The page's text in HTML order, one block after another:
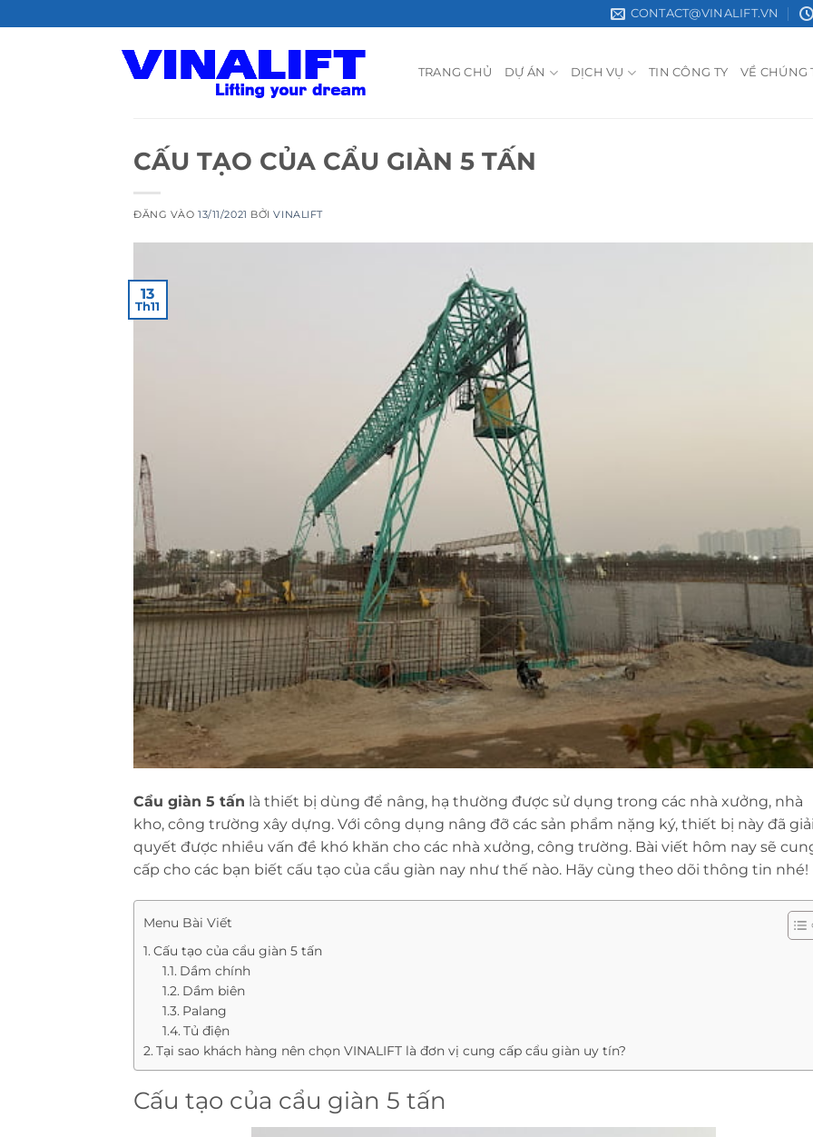
qua
CONTACT@VINALIFT.VN
TRANG CHỦ DỰ ÁN DỊCH VỤ TIN CÔNG TY VỀ CHÚNG
CẤU TẠO CỦA CẨU GIÀN 5 TẤN
ĐĂNG VÀO13/11/2021 BỞIVINALIFT
13
Th11
Cẩu giàn 5 tấn là thiết bị dùng để nâng, hạ thường được sử dụng trong các nhà xưởng, nhà
kho, công trường xây dựng. Với công dụng nâng đỡ các sản phẩm nặng ký, thiết bị này đã giải
quyết được nhiều vấn đề khó khăn cho các nhà xưởng, công trường. Bài viết hôm nay sẽ
cấp cho các bạn biết cấu tạo của cẩu giàn nay như thế nào. Hãy cùng theo dõi thông tin nhé!
Menu Bài Viết
Cấu tạo của cẩu giàn 5 tấn
Dầm chính
Dầm biên
Palang
Tủ điện
Tại sao khách hàng nên chọn VINALIFT là đơn vị cung cấp cẩu giàn uy tín?
Cấu tạo của cẩu giàn 5 tấn